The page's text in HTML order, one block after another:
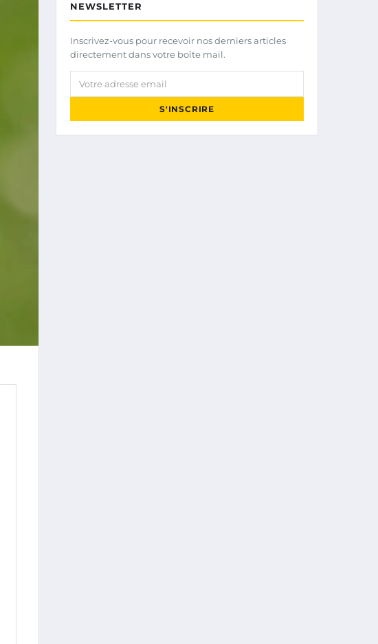
NEWSLETTER
Inscrivez-vous pour recevoir nos derniers articles
directement dans votre boîte mail.
Votre adresse email
S'INSCRIRE